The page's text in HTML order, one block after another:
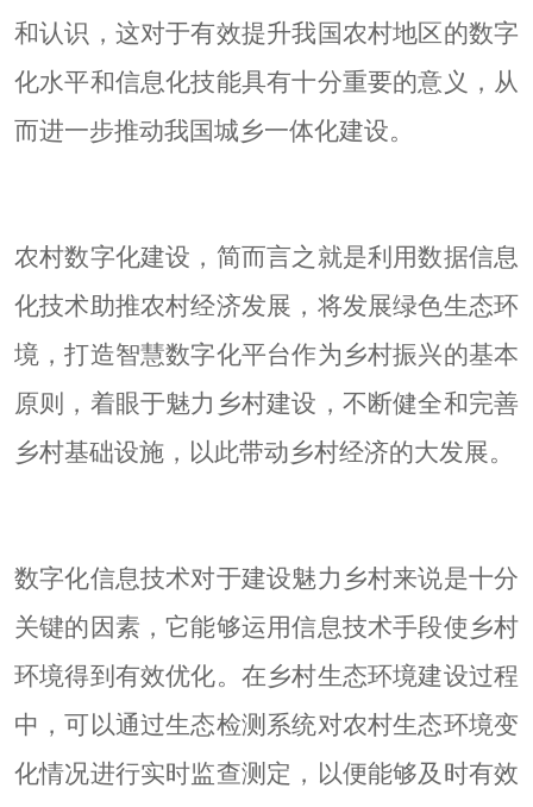
和认识，这对于有效提升我国农村地区的数字
化水平和信息化技能具有十分重要的意义，从
而进一步推动我国城乡一体化建设。
农村数字化建设，简而言之就是利用数据信息
化技术助推农村经济发展，将发展绿色生态环
境，打造智慧数字化平台作为乡村振兴的基本
原则，着眼于魅力乡村建设，不断健全和完善
乡村基础设施，以此带动乡村经济的大发展。
数字化信息技术对于建设魅力乡村来说是十分
关键的因素，它能够运用信息技术手段使乡村
环境得到有效优化。在乡村生态环境建设过程
中，可以通过生态检测系统对农村生态环境变
化情况进行实时监查测定，以便能够及时有效